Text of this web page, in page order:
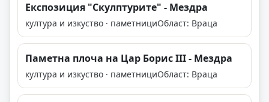
Експозиция "Скулптурите" - Мездра
култура и изкуство · паметнициОбласт: Враца
Паметна плоча на Цар Борис III - Мездра
култура и изкуство · паметнициОбласт: Враца